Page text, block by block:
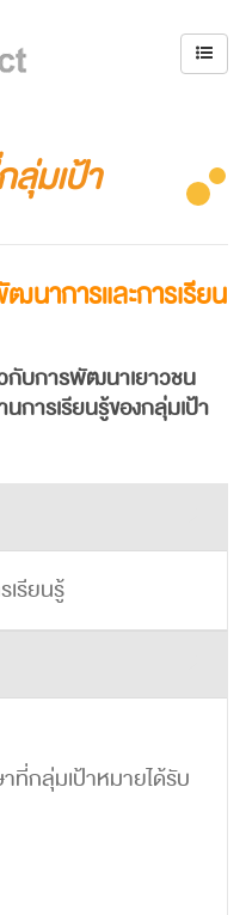
มเป้า
นาการและการเรียน
กับการพัฒนาเยาวชน
ารเรียนรู้ของกลุ่มเป้า
รียนรู้
ที่กลุ่มเป้าหมายได้รับ